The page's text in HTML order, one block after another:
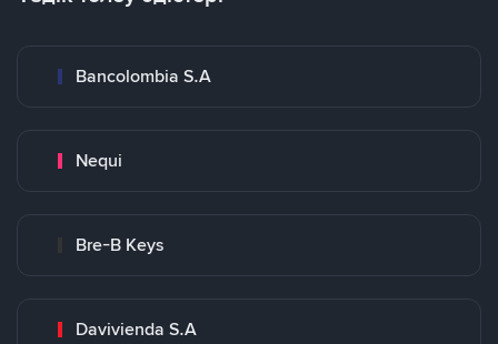
Bancolombia S.A
Nequi
Bre-B Keys
Davivienda S.A